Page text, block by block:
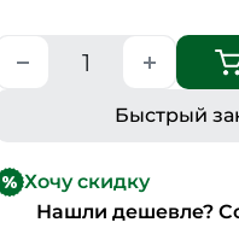
Быстрый
Хочу скидку
Нашли дешевле?